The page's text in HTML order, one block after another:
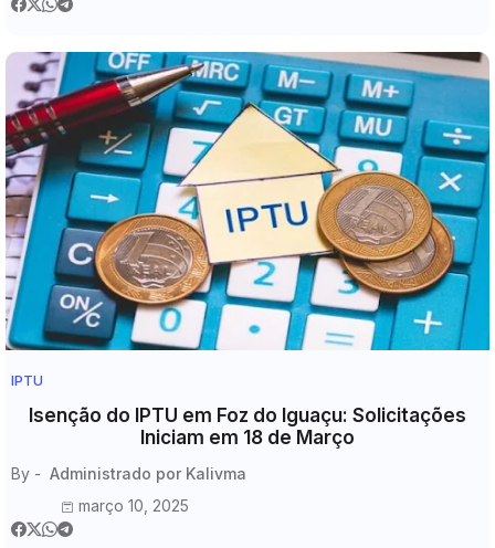
IPTU
Isenção do IPTU em Foz do Iguaçu: Solicitações
Iniciam em 18 de Março
By - Administrado por Kalivma
março 10, 2025